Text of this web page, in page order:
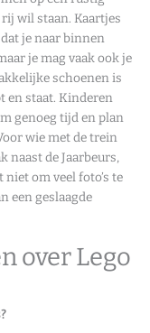
wil staan. Kaartjes
je naar binnen
je mag vaak ook je
schoenen is
en staat. Kinderen
genoeg tijd en plan
wie met de trein
naast de Jaarbeurs,
om veel foto’s te
een geslaagde
over Lego